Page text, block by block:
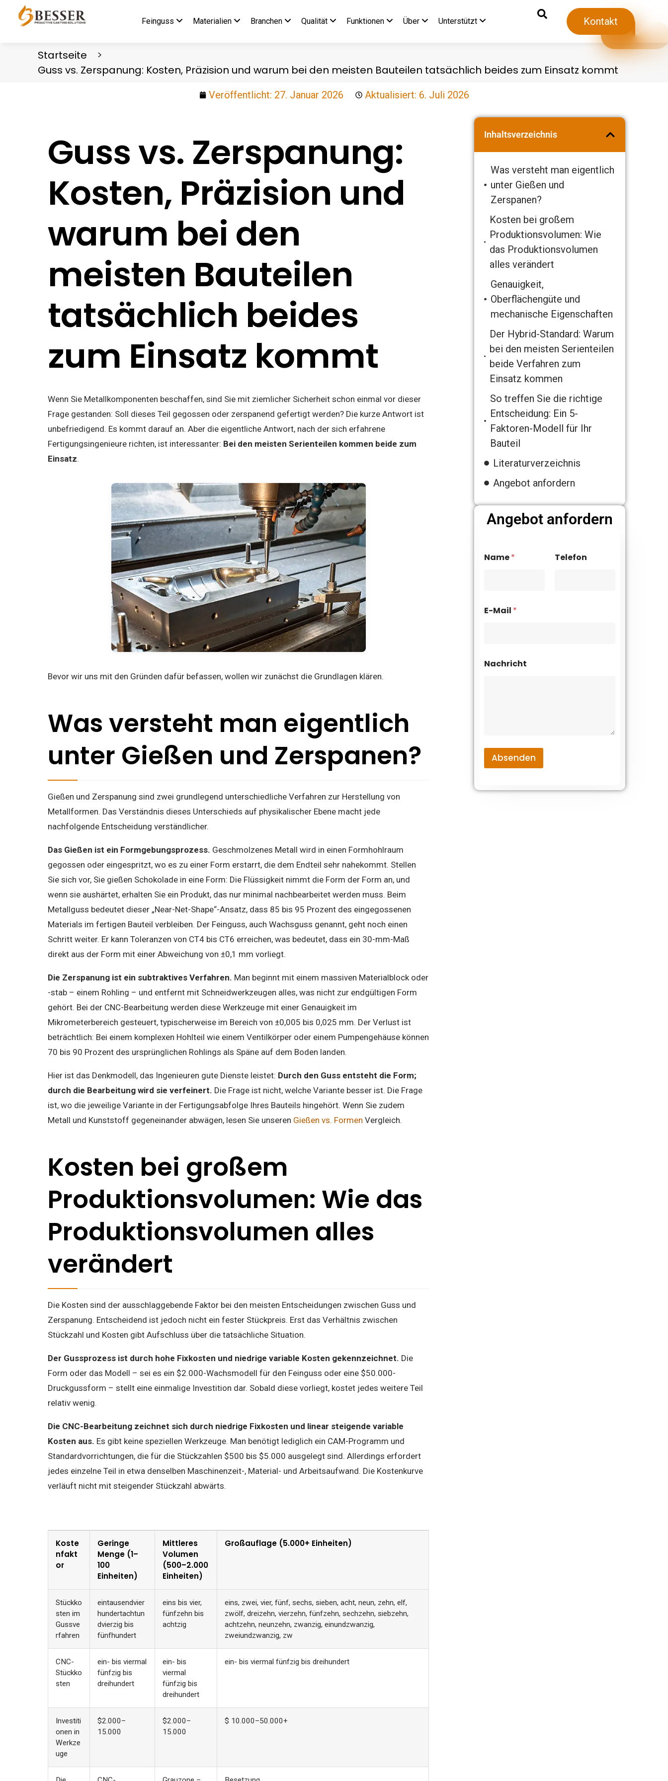
Feinguss Materialien Branchen Qualität Funktionen Über Unterstützt Kontakt
Startseite
Guss vs. Zerspanung: Kosten, Präzision und warum bei den meisten Bauteilen tatsächlich beides zum Einsatz kommt
Veröffentlicht: 27. Januar 2026 Aktualisiert: 6. Juli 2026
Guss vs. Zerspanung:
Kosten, Präzision und
warum bei den
meisten Bauteilen
tatsächlich beides
zum Einsatz kommt
Wenn Sie Metallkomponenten beschaffen, sind Sie mit ziemlicher Sicherheit schon einmal vor dieser
Frage gestanden: Soll dieses Teil gegossen oder zerspanend gefertigt werden? Die kurze Antwort ist
unbefriedigend. Es kommt darauf an. Aber die eigentliche Antwort, nach der sich erfahrene
Fertigungsingenieure richten, ist interessanter: Bei den meisten Serienteilen kommen beide zum
Einsatz.
Bevor wir uns mit den Gründen dafür befassen, wollen wir zunächst die Grundlagen klären.
Was versteht man eigentlich
unter Gießen und Zerspanen?
Gießen und Zerspanung sind zwei grundlegend unterschiedliche Verfahren zur Herstellung von
Metallformen. Das Verständnis dieses Unterschieds auf physikalischer Ebene macht jede
nachfolgende Entscheidung verständlicher.
Das Gießen ist ein Formgebungsprozess. Geschmolzenes Metall wird in einen Formhohlraum
gegossen oder eingespritzt, wo es zu einer Form erstarrt, die dem Endteil sehr nahekommt. Stellen
Sie sich vor, Sie gießen Schokolade in eine Form: Die Flüssigkeit nimmt die Form der Form an, und
wenn sie aushärtet, erhalten Sie ein Produkt, das nur minimal nachbearbeitet werden muss. Beim
Metallguss bedeutet dieser „Near-Net-Shape“-Ansatz, dass 85 bis 95 Prozent des eingegossenen
Materials im fertigen Bauteil verbleiben. Der Feinguss, auch Wachsguss genannt, geht noch einen
Schritt weiter. Er kann Toleranzen von CT4 bis CT6 erreichen, was bedeutet, dass ein 30-mm-Maß
direkt aus der Form mit einer Abweichung von ±0,1 mm vorliegt.
Die Zerspanung ist ein subtraktives Verfahren. Man beginnt mit einem massiven Materialblock oder
-stab – einem Rohling – und entfernt mit Schneidwerkzeugen alles, was nicht zur endgültigen Form
gehört. Bei der CNC-Bearbeitung werden diese Werkzeuge mit einer Genauigkeit im
Mikrometerbereich gesteuert, typischerweise im Bereich von ±0,005 bis 0,025 mm. Der Verlust ist
beträchtlich: Bei einem komplexen Hohlteil wie einem Ventilkörper oder einem Pumpengehäuse können
70 bis 90 Prozent des ursprünglichen Rohlings als Späne auf dem Boden landen.
Hier ist das Denkmodell, das Ingenieuren gute Dienste leistet: Durch den Guss entsteht die Form;
durch die Bearbeitung wird sie verfeinert. Die Frage ist nicht, welche Variante besser ist. Die Frage
ist, wo die jeweilige Variante in der Fertigungsabfolge Ihres Bauteils hingehört. Wenn Sie zudem
Metall und Kunststoff gegeneinander abwägen, lesen Sie unseren Gießen vs. Formen Vergleich.
Kosten bei großem
Produktionsvolumen: Wie das
Produktionsvolumen alles
verändert
Die Kosten sind der ausschlaggebende Faktor bei den meisten Entscheidungen zwischen Guss und
Zerspanung. Entscheidend ist jedoch nicht ein fester Stückpreis. Erst das Verhältnis zwischen
Stückzahl und Kosten gibt Aufschluss über die tatsächliche Situation.
Der Gussprozess ist durch hohe Fixkosten und niedrige variable Kosten gekennzeichnet. Die
Form oder das Modell – sei es ein $2.000-Wachsmodell für den Feinguss oder eine $50.000-
Druckgussform – stellt eine einmalige Investition dar. Sobald diese vorliegt, kostet jedes weitere Teil
relativ wenig.
Die CNC-Bearbeitung zeichnet sich durch niedrige Fixkosten und linear steigende variable
Kosten aus. Es gibt keine speziellen Werkzeuge. Man benötigt lediglich ein CAM-Programm und
Standardvorrichtungen, die für die Stückzahlen $500 bis $5.000 ausgelegt sind. Allerdings erfordert
jedes einzelne Teil in etwa denselben Maschinenzeit-, Material- und Arbeitsaufwand. Die Kostenkurve
verläuft nicht mit steigender Stückzahl abwärts.
Koste
nfakt
or
Geringe
Menge (1–
100
Einheiten)
Mittleres
Volumen
(500–2.000
Einheiten)
Großauflage (5.000+ Einheiten)
Stückko
sten im
Gussve
rfahren
eintausendvier
hundertachtun
dvierzig bis
fünfhundert
eins bis vier,
fünfzehn bis
achtzig
eins, zwei, vier, fünf, sechs, sieben, acht, neun, zehn, elf,
zwölf, dreizehn, vierzehn, fünfzehn, sechzehn, siebzehn,
achtzehn, neunzehn, zwanzig, einundzwanzig,
zweiundzwanzig, zw
CNC-
Stückko
sten
ein- bis viermal
fünfzig bis
dreihundert
ein- bis
viermal
fünfzig bis
dreihundert
ein- bis viermal fünfzig bis dreihundert
Investiti
onen in
Werkze
uge
$2.000–
15.000
$2.000–
15.000
$ 10.000–50.000+
Inhaltsverzeichnis
Was versteht man eigentlich
unter Gießen und
Zerspanen?
Kosten bei großem
Produktionsvolumen: Wie
das Produktionsvolumen
alles verändert
Genauigkeit,
Oberflächengüte und
mechanische Eigenschaften
Der Hybrid-Standard: Warum
bei den meisten Serienteilen
beide Verfahren zum
Einsatz kommen
So treffen Sie die richtige
Entscheidung: Ein 5-
Faktoren-Modell für Ihr
Bauteil
Literaturverzeichnis
Angebot anfordern
Angebot anfordern
Name* Telefon
E-Mail *
Nachricht
Absenden